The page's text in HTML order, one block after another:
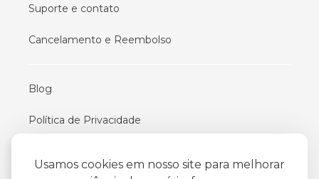
Usamos cookies em nosso site para melhorar
Suporte e contato
Cancelamento e Reembolso
Blog
Política de Privacidade